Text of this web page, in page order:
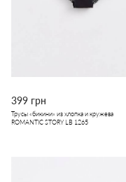
399 грн
Трусы «бикини» из хлопка и кружева
ROMANTIC STORY LB 1265